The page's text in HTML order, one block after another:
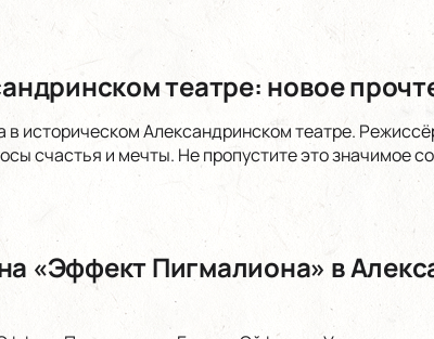
театре: новое
историческом Александринском театре.
счастья и мечты. Не пропустите это значимое
«Эффект Пигмалиона» в